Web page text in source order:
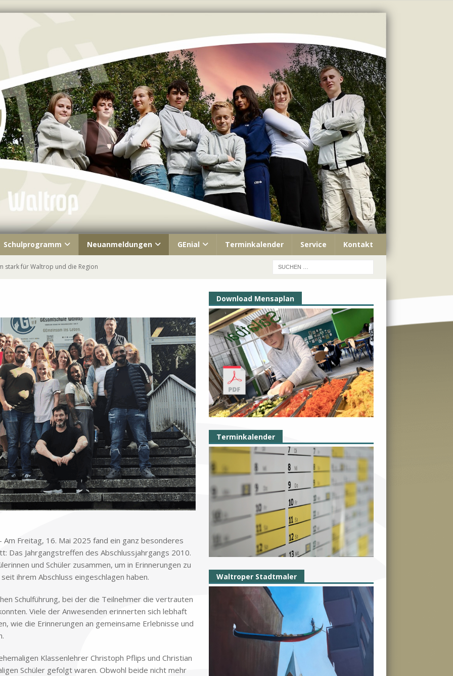
Schulprogramm Neuanmeldungen GEnial Terminkalender Service Kontakt
stark für Waltrop und die Region
unterwegs
Kennenlernfest
– immer Teil unserer GEschichte
Frei­tag, 16. Mai 2025 fand ein ganz be­son­de­res
Das Jahr­gangs­tref­fen des Ab­schluss­jahr­gangs 2010.
und Schü­ler zu­sam­men, um in Er­in­ne­run­gen zu
ih­rem Ab­schluss ein­ge­schla­gen ha­ben.
Schul­füh­rung, bei der die Teil­neh­mer die ver­trau­ten
Vie­le der An­we­sen­den er­in­ner­ten sich leb­haft
wie die Er­in­ne­run­gen an ge­mein­sa­me Er­leb­nis­se und
Klas­sen­leh­rer Chri­stoph Pflips und Chri­sti­an
Schü­ler ge­folgt wa­ren. Ob­wohl bei­de nicht mehr
Download Mensaplan
Terminkalender
Waltroper Stadtmaler